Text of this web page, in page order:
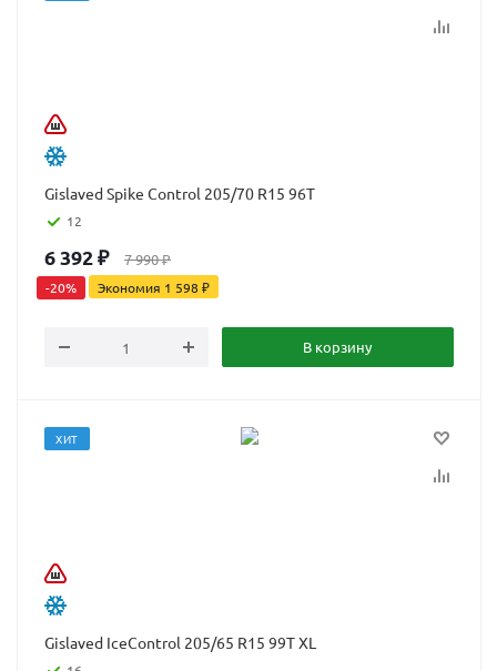
Gislaved Spike Control 205/70 R15 96T
12
6 392₽ 7 990₽
-20% Экономия 1 598 ₽
В корзину
ХИТ
Gislaved IceControl 205/65 R15 99T XL